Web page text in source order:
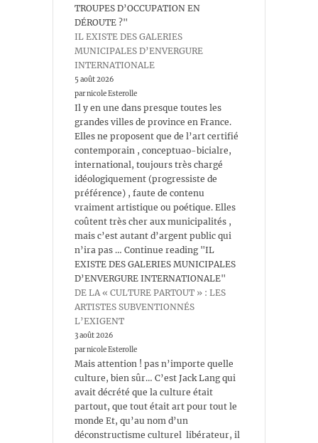
TROUPES D’OCCUPATION EN
DÉROUTE ?"
IL EXISTE DES GALERIES
MUNICIPALES D’ENVERGURE
INTERNATIONALE
5 août 2026
par nicole Esterolle
Il y en une dans presque toutes les
grandes villes de province en France.
Elles ne proposent que de l’art certifié
contemporain , conceptuao-bicialre,
international, toujours très chargé
idéologiquement (progressiste de
préférence) , faute de contenu
vraiment artistique ou poétique. Elles
coûtent très cher aux municipalités ,
mais c’est autant d’argent public qui
n’ira pas … Continue reading "IL
EXISTE DES GALERIES MUNICIPALES
D’ENVERGURE INTERNATIONALE"
DE LA « CULTURE PARTOUT » : LES
ARTISTES SUBVENTIONNÉS
L’EXIGENT
3 août 2026
par nicole Esterolle
Mais attention ! pas n’importe quelle
culture, bien sûr… C’est Jack Lang qui
avait décrété que la culture était
partout, que tout était art pour tout le
monde Et, qu’au nom d’un
déconstructisme culturel libérateur, il